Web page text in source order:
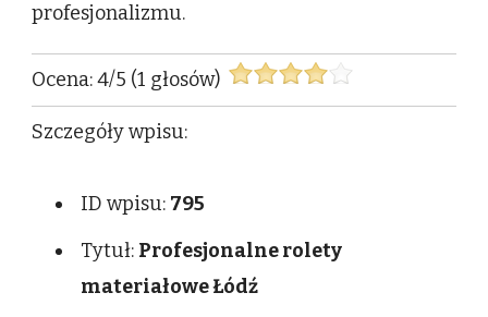
profesjonalizmu.
Ocena:4/5 (1 głosów)
Szczegóły wpisu:
ID wpisu: 795
Tytuł: Profesjonalne rolety
materiałowe Łódź